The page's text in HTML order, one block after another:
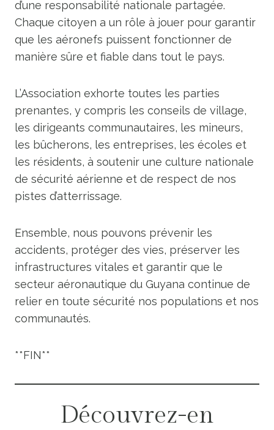
d’une responsabilité nationale partagée.
Chaque citoyen a un rôle à jouer pour garantir
que les aéronefs puissent fonctionner de
manière sûre et fiable dans tout le pays.
L’Association exhorte toutes les parties
prenantes, y compris les conseils de village,
les dirigeants communautaires, les mineurs,
les bûcherons, les entreprises, les écoles et
les résidents, à soutenir une culture nationale
de sécurité aérienne et de respect de nos
pistes d’atterrissage.
Ensemble, nous pouvons prévenir les
accidents, protéger des vies, préserver les
infrastructures vitales et garantir que le
secteur aéronautique du Guyana continue de
relier en toute sécurité nos populations et nos
communautés.
**FIN**
Découvrez-en